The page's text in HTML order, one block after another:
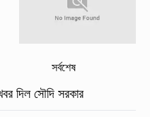
সর্বশেষ
দিল সৌদি সরকার